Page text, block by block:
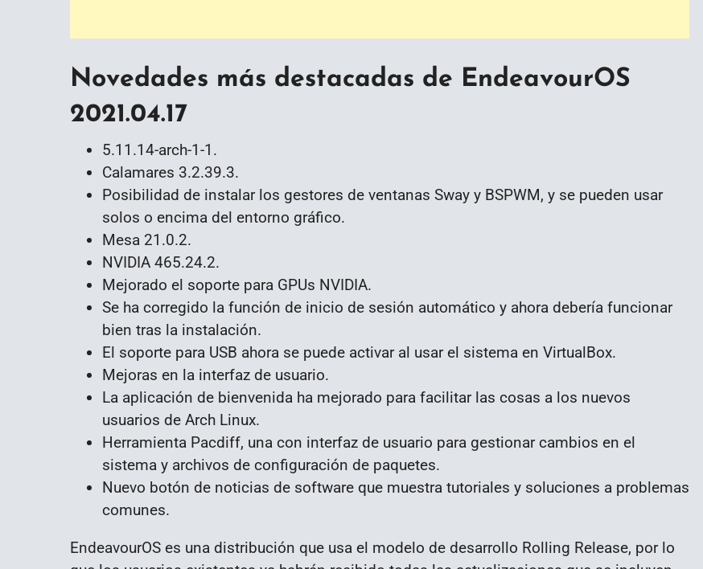
Novedades más destacadas de EndeavourOS
2021.04.17
5.11.14-arch-1-1.
Calamares 3.2.39.3.
Posibilidad de instalar los gestores de ventanas Sway y BSPWM, y se pueden usar
solos o encima del entorno gráfico.
Mesa 21.0.2.
NVIDIA 465.24.2.
Mejorado el soporte para GPUs NVIDIA.
Se ha corregido la función de inicio de sesión automático y ahora debería funcionar
bien tras la instalación.
El soporte para USB ahora se puede activar al usar el sistema en VirtualBox.
Mejoras en la interfaz de usuario.
La aplicación de bienvenida ha mejorado para facilitar las cosas a los nuevos
usuarios de Arch Linux.
Herramienta Pacdiff, una con interfaz de usuario para gestionar cambios en el
sistema y archivos de configuración de paquetes.
Nuevo botón de noticias de software que muestra tutoriales y soluciones a problemas
comunes.
EndeavourOS es una distribución que usa el modelo de desarrollo Rolling Release, por lo